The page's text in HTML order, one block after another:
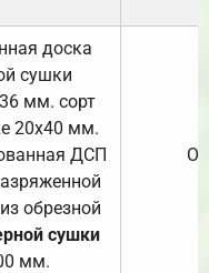
доска
сушки
мм. сорт
20х40 мм.
ДСП
обрезной
сушки
мм.